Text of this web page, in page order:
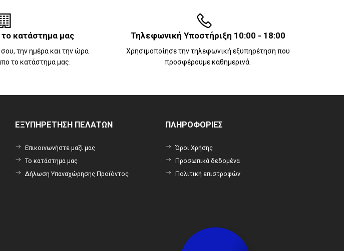
κατάστημα μας
την ημέρα και την ώρα
το κατάστημα μας.
Τηλεφωνική Υποστήριξη 10:00 - 18:00
Χρησιμοποίησε την τηλεφωνική εξυπηρέτηση που
προσφέρουμε καθημερινά.
ΕΞΥΠΗΡΕΤΗΣΗ ΠΕΛΑΤΩΝ
Επικοινωνήστε μαζί μας
Το κατάστημα μας
Δήλωση Υπαναχώρησης Προϊόντος
ΠΛΗΡΟΦΟΡΙΕΣ
Όροι Χρήσης
Προσωπικά δεδομένα
Πολιτική επιστροφών